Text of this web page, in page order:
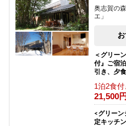
原」で涼
以上なら1
10,100
11,200
奥志賀の
エ」
＜グリー
付』ご宿
引き、夕
1泊2食付
21,500
<グリーン
定キッチ